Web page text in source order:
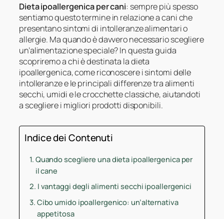
Dieta ipoallergenica per cani: sempre più spesso
sentiamo questo termine in relazione a cani che
presentano sintomi di intolleranze alimentari o
allergie. Ma quando è davvero necessario scegliere
un’alimentazione speciale? In questa guida
scopriremo a chi è destinata la dieta
ipoallergenica, come riconoscere i sintomi delle
intolleranze e le principali differenze tra alimenti
secchi, umidi e le crocchette classiche, aiutandoti
a scegliere i migliori prodotti disponibili.
Indice dei Contenuti
Quando scegliere una dieta ipoallergenica per
il cane
I vantaggi degli alimenti secchi ipoallergenici
Cibo umido ipoallergenico: un’alternativa
appetitosa